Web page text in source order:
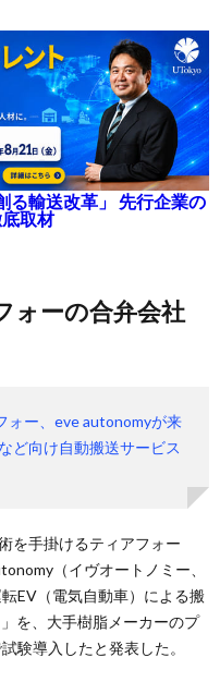
る輸送改革」 先行企業の
取材
ォー、eve autonomyが来
ど向け自動搬送サービス
を手掛けるティアフォー
（イヴオートノミー、
EV（電気自動車）による搬
を、大手樹脂メーカーのプ
験導入したと発表した。